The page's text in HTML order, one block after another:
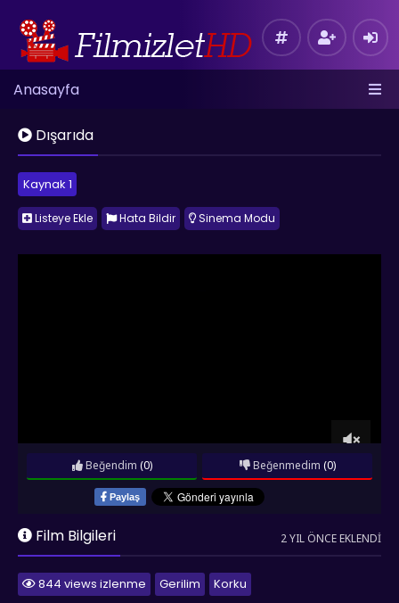
Anasayfa
Dışarıda
Kaynak 1
Listeye Ekle Hata Bildir Sinema Modu
Paylaş
Beğendim (0) Beğenmedim (0)
Film Bilgileri 2 YIL ÖNCE EKLENDI
844 views izlenme Gerilim
Korku